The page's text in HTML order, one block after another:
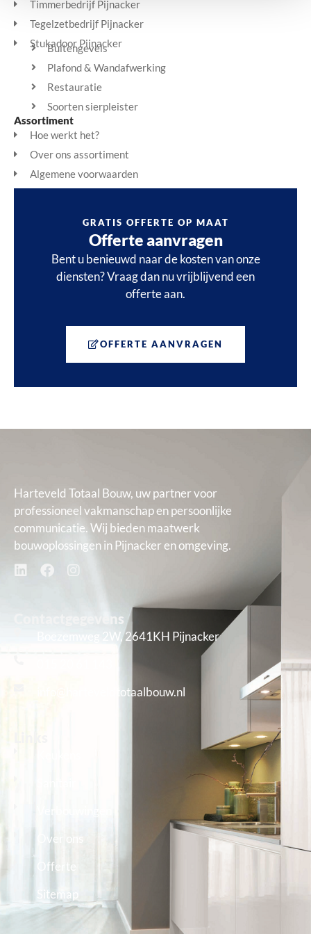
Timmerbedrijf Pijnacker
Tegelzetbedrijf Pijnacker
Stukadoor Pijnacker
Buitengevels
Plafond & Wandafwerking
Restauratie
Soorten sierpleister
Assortiment
Hoe werkt het?
Over ons assortiment
Algemene voorwaarden
GRATIS OFFERTE OP MAAT
Offerte aanvragen
Bent u benieuwd naar de kosten van onze
diensten? Vraag dan nu vrijblijvend een
offerte aan.
OFFERTE AANVRAGEN
Harteveld Totaal Bouw, uw partner voor
professioneel vakmanschap en persoonlijke
communicatie. Wij bieden maatwerk
bouwoplossingen in Pijnacker en omgeving.
Contactgegevens
Boezemweg 2W, 2641KH Pijnacker
info@harteveldtotaalbouw.nl
Over ons
Offerte
Sitemap